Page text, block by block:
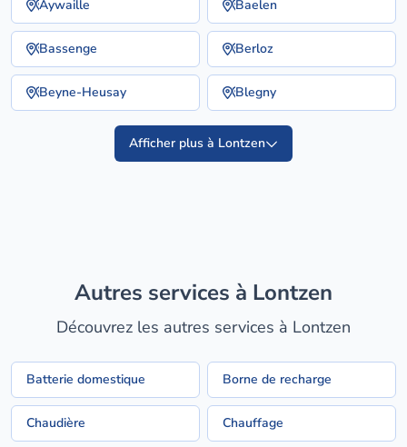
Aywaille Baelen
Bassenge Berloz
Beyne-Heusay Blegny
Afficher plus à Lontzen
Autres services à Lontzen
Découvrez les autres services à Lontzen
Batterie domestique Borne de recharge
Chaudière Chauffage